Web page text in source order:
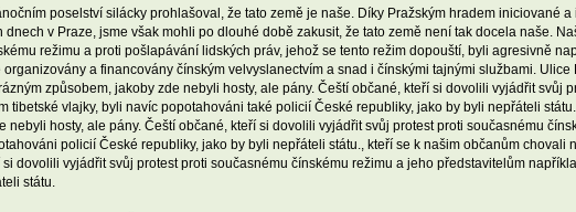
poselství silácky prohlašoval, že tato země je naše. Díky Pražským hradem iniciované
v Praze, jsme však mohli po dlouhé době zakusit, že tato země není tak docela naše.
režimu a proti pošlapávání lidských práv, jehož se tento režim dopouští, byli agresivně
organizovány a financovány čínským velvyslanectvím a snad i čínskými tajnými službami.
způsobem, jakoby zde nebyli hosty, ale pány. Čeští občané, kteří si dovolili vyjádřit svůj
tibetské vlajky, byli navíc popotahováni také policií České republiky, jako by byli nepřáteli
nebyli hosty, ale pány. Čeští občané, kteří si dovolili vyjádřit svůj protest proti současnému
policií České republiky, jako by byli nepřáteli státu., kteří se k našim občanům
si dovolili vyjádřit svůj protest proti současnému čínskému režimu a jeho představitelům
státu.